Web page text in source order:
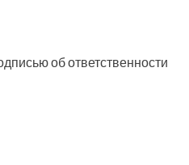
об ответственности